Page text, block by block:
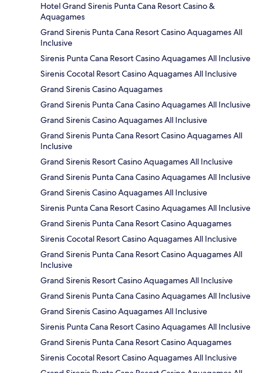
Hotel Grand Sirenis Punta Cana Resort Casino &
Aquagames
Grand Sirenis Punta Cana Resort Casino Aquagames All
Inclusive
Sirenis Punta Cana Resort Casino Aquagames All Inclusive
Sirenis Cocotal Resort Casino Aquagames All Inclusive
Grand Sirenis Casino Aquagames
Grand Sirenis Punta Cana Casino Aquagames All Inclusive
Grand Sirenis Casino Aquagames All Inclusive
Grand Sirenis Punta Cana Resort Casino Aquagames All
Inclusive
Grand Sirenis Resort Casino Aquagames All Inclusive
Grand Sirenis Punta Cana Casino Aquagames All Inclusive
Grand Sirenis Casino Aquagames All Inclusive
Sirenis Punta Cana Resort Casino Aquagames All Inclusive
Grand Sirenis Punta Cana Resort Casino Aquagames
Sirenis Cocotal Resort Casino Aquagames All Inclusive
Grand Sirenis Punta Cana Resort Casino Aquagames All
Inclusive
Grand Sirenis Resort Casino Aquagames All Inclusive
Grand Sirenis Punta Cana Casino Aquagames All Inclusive
Grand Sirenis Casino Aquagames All Inclusive
Sirenis Punta Cana Resort Casino Aquagames All Inclusive
Grand Sirenis Punta Cana Resort Casino Aquagames
Sirenis Cocotal Resort Casino Aquagames All Inclusive